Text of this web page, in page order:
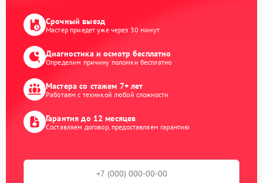
Срочный выезд
Мастер приедет уже через 30 минут
Диагностика и осмотр бесплатно
Определим причину поломки бесплатно
Мастера со стажем 7+ лет
Работаем с техникой любой сложности
Гарантия до 12 месяцев
Составляем договор, предоставляем гарантию